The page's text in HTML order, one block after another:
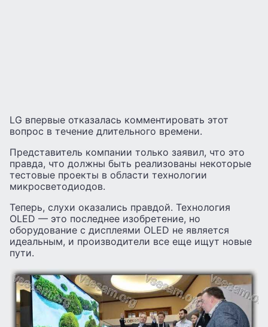
LG впервые отказалась комментировать этот
вопрос в течение длительного времени.
Представитель компании только заявил, что это
правда, что должны быть реализованы некоторые
тестовые проекты в области технологии
микросветодиодов.
Теперь, слухи оказались правдой. Технология
OLED — это последнее изобретение, но
оборудование с дисплеями OLED не является
идеальным, и производители все еще ищут новые
пути.